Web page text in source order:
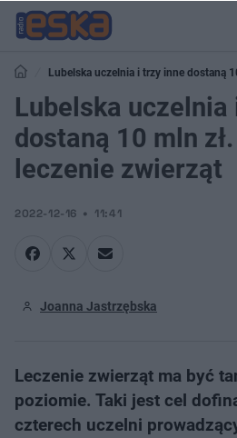
Lubelska uczelnia i trzy inne dostaną
Lubelska
dostaną 10 mln zł.
leczenie zwierząt
2022-12-16 11:41
Joanna Jastrzębska
Leczenie zwierząt ma być
poziomie. Taki jest cel
czterech uczelni